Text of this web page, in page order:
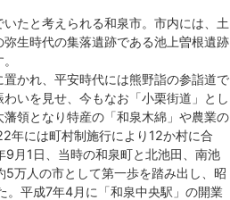
たと考えられる和泉市。市内には、土
生時代の集落遺跡である池上曽根遺跡
かれ、平安時代には熊野詣の参詣道で
いを見せ、今もなお「小栗街道」とし
領となり特産の「和泉木綿」や農業の
年には町村制施行により12か村に合
月1日、当時の和泉町と北池田、南池
万人の市として第一歩を踏み出し、昭
。平成7年4月に「和泉中央駅」の開業